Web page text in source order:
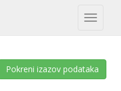
Toggle
Pokreni izazov podataka